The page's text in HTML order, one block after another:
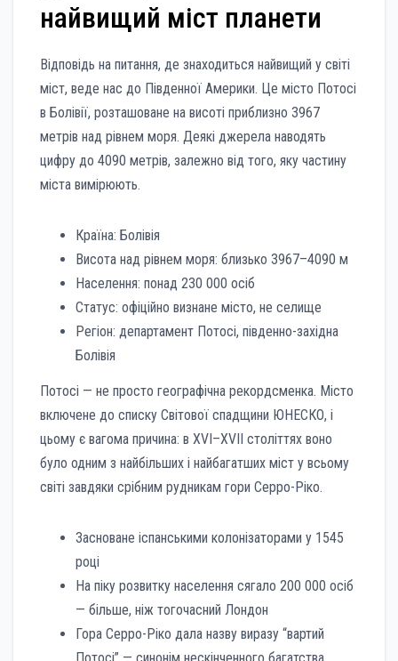
найвищий міст планети
Відповідь на питання, де знаходиться найвищий у світі
міст, веде нас до Південної Америки. Це місто Потосі
в Болівії, розташоване на висоті приблизно 3967
метрів над рівнем моря. Деякі джерела наводять
цифру до 4090 метрів, залежно від того, яку частину
міста вимірюють.
Країна: Болівія
Висота над рівнем моря: близько 3967–4090 м
Населення: понад 230 000 осіб
Статус: офіційно визнане місто, не селище
Регіон: департамент Потосі, південно-західна
Болівія
Потосі — не просто географічна рекордсменка. Місто
включене до списку Світової спадщини ЮНЕСКО, і
цьому є вагома причина: в XVI–XVII століттях воно
було одним з найбільших і найбагатших міст у всьому
світі завдяки срібним рудникам гори Серро-Рікo.
Засноване іспанськими колонізаторами у 1545
році
На піку розвитку населення сягало 200 000 осіб
— більше, ніж тогочасний Лондон
Гора Серро-Рікo дала назву виразу “вартий